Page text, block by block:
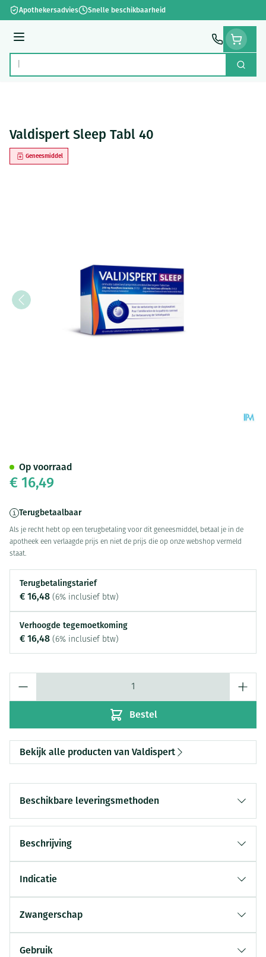
Ga naar de inhoud
Apothekersadvies Snelle beschikbaarheid
Menu
Product, merk, categorie... Zoek
Valdispert Sleep Tabl 40
Geneesmiddel
€ 16,49
Terugbetaalbaar
Als je recht hebt op een terugbetaling voor dit geneesmiddel, betaal je in de
apotheek een verlaagde prijs en niet de prijs die op onze webshop vermeld
staat.
Terugbetalingstarief
€ 16,48 (6% inclusief btw)
Verhoogde tegemoetkoming
€ 16,48 (6% inclusief btw)
Bestel
Op voorraad
Bekijk alle producten van Valdispert
Beschikbare leveringsmethoden
Beschrijving
Indicatie
Zwangerschap
Gebruik